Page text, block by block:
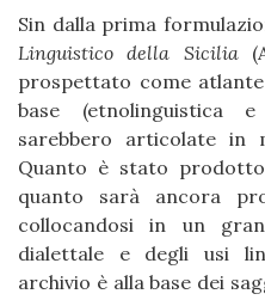
Sin dalla prima
Linguistico della Sicilia
prospettato come atlante
base (etnolinguistica
sarebbero articolate in
Quanto è stato
quanto sarà ancora
collocandosi in un
dialettale e degli usi
archivio è alla base dei